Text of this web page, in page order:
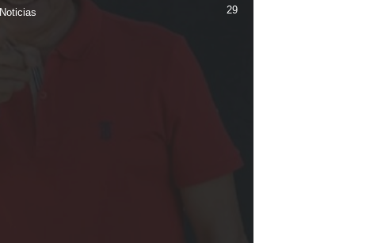
Noticias 29